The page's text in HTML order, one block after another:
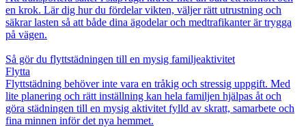
en krok. Lär dig hur du fördelar vikten, väljer rätt utrustning och
säkrar lasten så att både dina ägodelar och medtrafikanter är trygga
på vägen.
Så gör du flyttstädningen till en mysig familjeaktivitet
Flytta
Flyttstädning behöver inte vara en tråkig och stressig uppgift. Med
lite planering och rätt inställning kan hela familjen hjälpas åt och
göra städningen till en mysig aktivitet fylld av skratt, samarbete och
fina minnen inför det nya hemmet.